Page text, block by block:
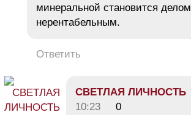
минеральной становится делом
нерентабельным.
Ответить
СВЕТЛАЯ ЛИЧНОСТЬ
10:23
0